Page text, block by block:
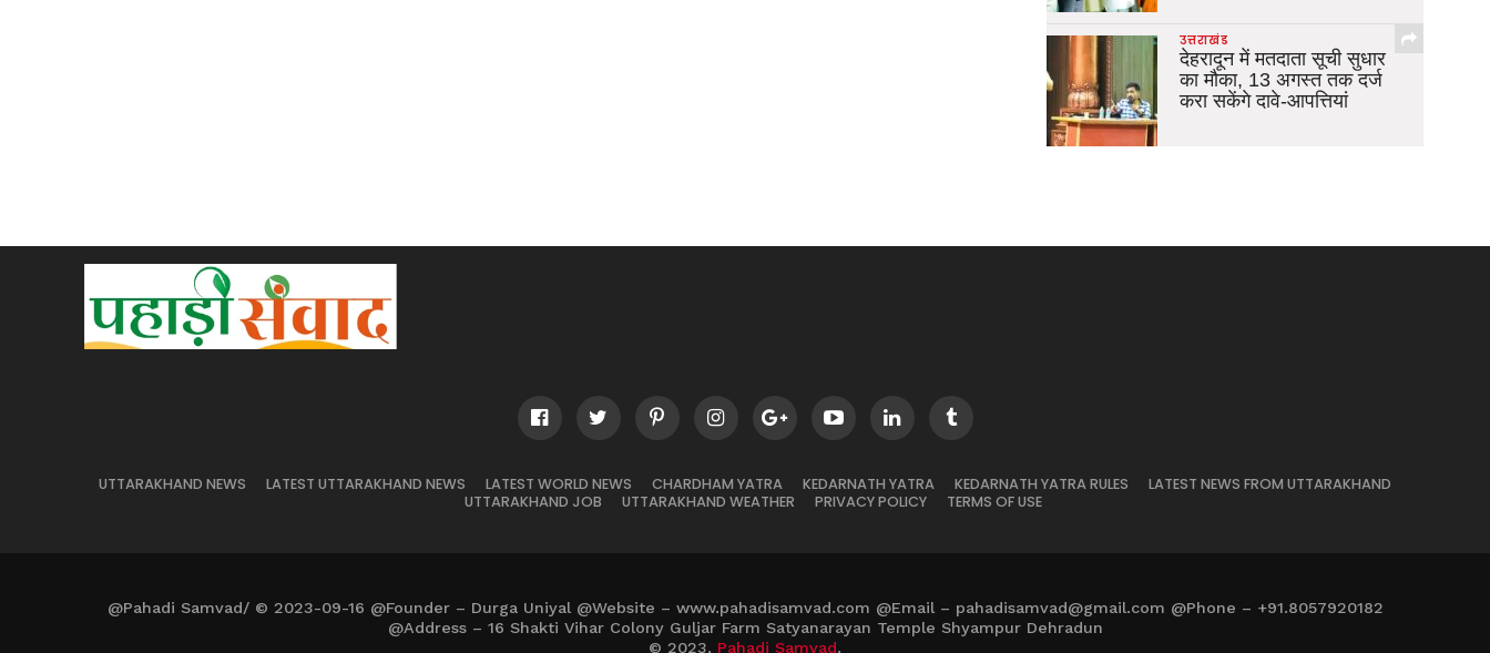
उत्तराखंड
देहरादून में मतदाता सूची सुधार
का मौका, 13 अगस्त तक दर्ज
करा सकेंगे दावे-आपत्तियां
UTTARAKHAND NEWS LATEST UTTARAKHAND NEWS LATEST WORLD NEWS CHARDHAM YATRA KEDARNATH YATRA KEDARNATH YATRA RULES
LATEST NEWS FROM UTTARAKHAND
UTTARAKHAND JOB
UTTARAKHAND WEATHER PRIVACY POLICY TERMS OF USE
@Pahadi Samvad/ © 2023-09-16 @Founder – Durga Uniyal @Website – www.pahadisamvad.com @Email – pahadisamvad@gmail.com @Phone – +91.8057920182
@Address – 16 Shakti Vihar Colony Guljar Farm Satyanarayan Temple Shyampur Dehradun
© 2023, Pahadi Samvad.